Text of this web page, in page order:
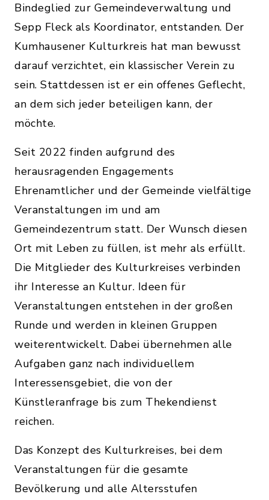
Bindeglied zur Gemeindeverwaltung und
Sepp Fleck als Koordinator, entstanden. Der
Kumhausener Kulturkreis hat man bewusst
darauf verzichtet, ein klassischer Verein zu
sein. Stattdessen ist er ein offenes Geflecht,
an dem sich jeder beteiligen kann, der
möchte.
Seit 2022 finden aufgrund des
herausragenden Engagements
Ehrenamtlicher und der Gemeinde vielfältige
Veranstaltungen im und am
Gemeindezentrum statt. Der Wunsch diesen
Ort mit Leben zu füllen, ist mehr als erfüllt.
Die Mitglieder des Kulturkreises verbinden
ihr Interesse an Kultur. Ideen für
Veranstaltungen entstehen in der großen
Runde und werden in kleinen Gruppen
weiterentwickelt. Dabei übernehmen alle
Aufgaben ganz nach individuellem
Interessensgebiet, die von der
Künstleranfrage bis zum Thekendienst
reichen.
Das Konzept des Kulturkreises, bei dem
Veranstaltungen für die gesamte
Bevölkerung und alle Altersstufen